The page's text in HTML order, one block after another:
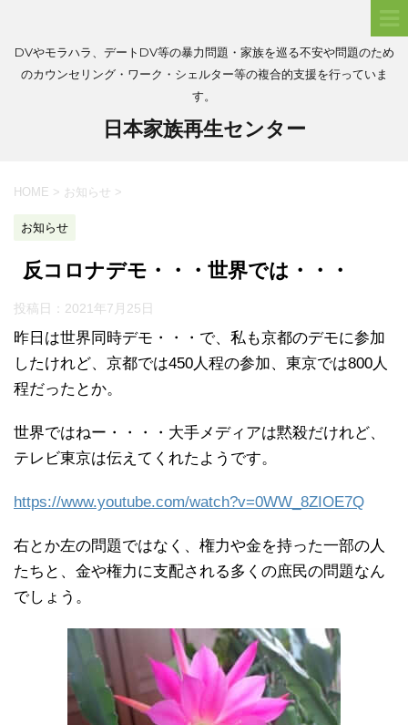
DVやモラハラ、デートDV等の暴力問題・家族を巡る不安や問題のため
のカウンセリング・ワーク・シェルター等の複合的支援を行っていま
す。
日本家族再生センター
HOME > お知らせ >
お知らせ
反コロナデモ・・・世界では・・・
投稿日： 2021年7月25日
昨日は世界同時デモ・・・で、私も京都のデモに参加
したけれど、京都では450人程の参加、東京では800人
程だったとか。
世界ではねー・・・・大手メディアは黙殺だけれど、
テレビ東京は伝えてくれたようです。
https://www.youtube.com/watch?v=0WW_8ZIOE7Q
右とか左の問題ではなく、権力や金を持った一部の人
たちと、金や権力に支配される多くの庶民の問題なん
でしょう。